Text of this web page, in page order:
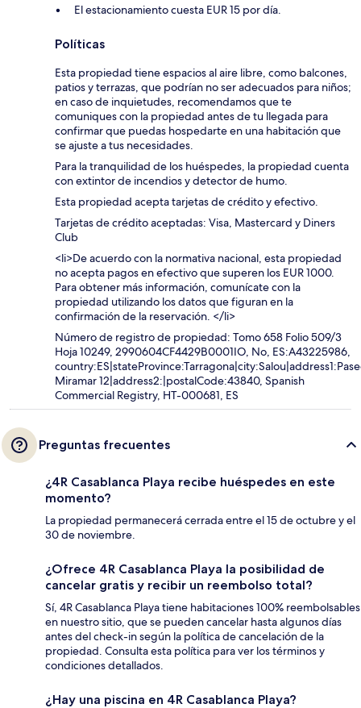
El estacionamiento cuesta EUR 15 por día.
Políticas
Esta propiedad tiene espacios al aire libre, como balcones,
patios y terrazas, que podrían no ser adecuados para niños;
en caso de inquietudes, recomendamos que te
comuniques con la propiedad antes de tu llegada para
confirmar que puedas hospedarte en una habitación que
se ajuste a tus necesidades.
Para la tranquilidad de los huéspedes, la propiedad cuenta
con extintor de incendios y detector de humo.
Esta propiedad acepta tarjetas de crédito y efectivo.
Tarjetas de crédito aceptadas: Visa, Mastercard y Diners
Club
<li>De acuerdo con la normativa nacional, esta propiedad
no acepta pagos en efectivo que superen los EUR 1000.
Para obtener más información, comunícate con la
propiedad utilizando los datos que figuran en la
confirmación de la reservación. </li>
Número de registro de propiedad: Tomo 658 Folio 509/3
Hoja 10249, 2990604CF4429B0001IO, No, ES:A43225986,
Miramar 12|address2:|postalCode:43840, Spanish
Commercial Registry, HT-000681, ES
Preguntas frecuentes
¿4R Casablanca Playa recibe huéspedes en este
momento?
La propiedad permanecerá cerrada entre el 15 de octubre y el
30 de noviembre.
¿Ofrece 4R Casablanca Playa la posibilidad de
cancelar gratis y recibir un reembolso total?
Sí, 4R Casablanca Playa tiene habitaciones 100% reembolsables
en nuestro sitio, que se pueden cancelar hasta algunos días
antes del check-in según la política de cancelación de la
propiedad. Consulta esta política para ver los términos y
condiciones detallados.
¿Hay una piscina en 4R Casablanca Playa?